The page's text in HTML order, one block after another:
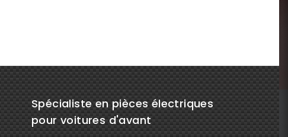
Spécialiste en pièces électriques
pour voitures d'avant